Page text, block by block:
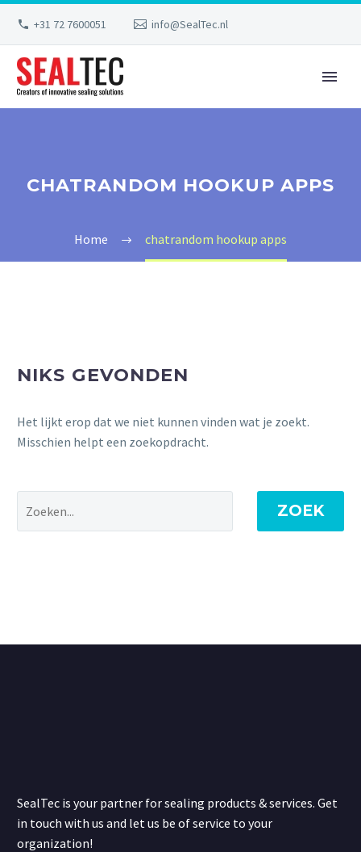
+31 72 7600051 info@SealTec.nl
CHATRANDOM HOOKUP APPS
Home chatrandom hookup apps
NIKS GEVONDEN
Het lijkt erop dat we niet kunnen vinden wat je zoekt.
Misschien helpt een zoekopdracht.
ZOEK
SealTec is your partner for sealing products & services. Get
in touch with us and let us be of service to your
organization!